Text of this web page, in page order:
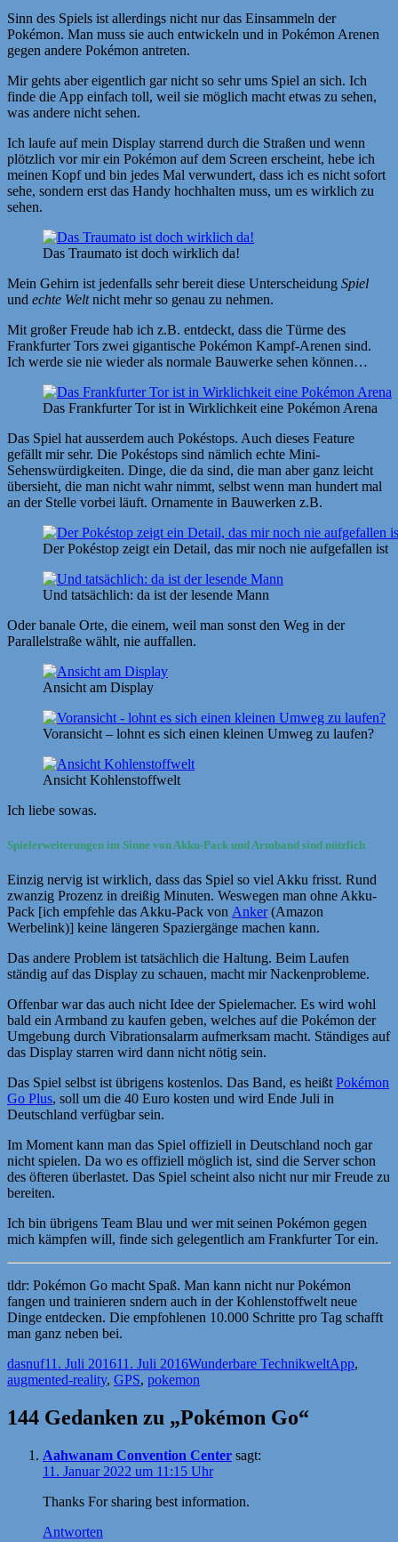
Sinn des Spiels ist allerdings nicht nur das Einsammeln der
Pokémon. Man muss sie auch entwickeln und in Pokémon Arenen
gegen andere Pokémon antreten.
Mir gehts aber eigentlich gar nicht so sehr ums Spiel an sich. Ich
finde die App einfach toll, weil sie möglich macht etwas zu sehen,
was andere nicht sehen.
Ich laufe auf mein Display starrend durch die Straßen und wenn
plötzlich vor mir ein Pokémon auf dem Screen erscheint, hebe ich
meinen Kopf und bin jedes Mal verwundert, dass ich es nicht sofort
sehe, sondern erst das Handy hochhalten muss, um es wirklich zu
sehen.
Das Traumato ist doch wirklich da!
Mein Gehirn ist jedenfalls sehr bereit diese Unterscheidung Spiel
und echte Weltnicht mehr so genau zu nehmen.
Mit großer Freude hab ich z.B. entdeckt, dass die Türme des
Frankfurter Tors zwei gigantische Pokémon Kampf-Arenen sind.
Ich werde sie nie wieder als normale Bauwerke sehen können…
Das Frankfurter Tor ist in Wirklichkeit eine Pokémon Arena
Das Spiel hat ausserdem auch Pokéstops. Auch dieses Feature
gefällt mir sehr. Die Pokéstops sind nämlich echte Mini-
Sehenswürdigkeiten. Dinge, die da sind, die man aber ganz leicht
übersieht, die man nicht wahr nimmt, selbst wenn man hundert mal
an der Stelle vorbei läuft. Ornamente in Bauwerken z.B.
Der Pokéstop zeigt ein Detail, das mir noch nie aufgefallen ist
Und tatsächlich: da ist der lesende Mann
Oder banale Orte, die einem, weil man sonst den Weg in der
Parallelstraße wählt, nie auffallen.
Ansicht am Display
Voransicht – lohnt es sich einen kleinen Umweg zu laufen?
Ansicht Kohlenstoffwelt
Ich liebe sowas.
Spielerweiterungen im Sinne von Akku-Pack und Armband sind nützlich
Einzig nervig ist wirklich, dass das Spiel so viel Akku frisst. Rund
zwanzig Prozenz in dreißig Minuten. Weswegen man ohne Akku-
Pack [ich empfehle das Akku-Pack von Anker(Amazon
Werbelink)] keine längeren Spaziergänge machen kann.
Das andere Problem ist tatsächlich die Haltung. Beim Laufen
ständig auf das Display zu schauen, macht mir Nackenprobleme.
Offenbar war das auch nicht Idee der Spielemacher. Es wird wohl
bald ein Armband zu kaufen geben, welches auf die Pokémon der
Umgebung durch Vibrationsalarm aufmerksam macht. Ständiges auf
das Display starren wird dann nicht nötig sein.
Das Spiel selbst ist übrigens kostenlos. Das Band, es heißt Pokémon
Go Plus, soll um die 40 Euro kosten und wird Ende Juli in
Deutschland verfügbar sein.
Im Moment kann man das Spiel offiziell in Deutschland noch gar
nicht spielen. Da wo es offiziell möglich ist, sind die Server schon
des öfteren überlastet. Das Spiel scheint also nicht nur mir Freude zu
bereiten.
Ich bin übrigens Team Blau und wer mit seinen Pokémon gegen
mich kämpfen will, finde sich gelegentlich am Frankfurter Tor ein.
tldr: Pokémon Go macht Spaß. Man kann nicht nur Pokémon
fangen und trainieren sndern auch in der Kohlenstoffwelt neue
Dinge entdecken. Die empfohlenen 10.000 Schritte pro Tag schafft
man ganz neben bei.
Autor
dasnufVeröffentlicht
am
11. Juli 201611. Juli 2016Kategorien
Wunderbare TechnikweltApp,
augmented-reality, GPS, pokemon
144 Gedanken zu „Pokémon Go“
Aahwanam Convention Center sagt:
11. Januar 2022 um 11:15 Uhr
Thanks For sharing best information.
Antworten